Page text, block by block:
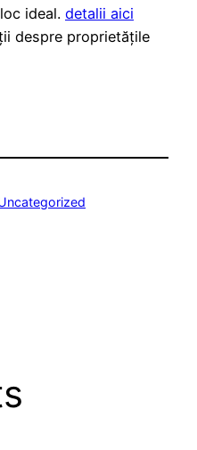
ideal. detalii aici
despre proprietățile